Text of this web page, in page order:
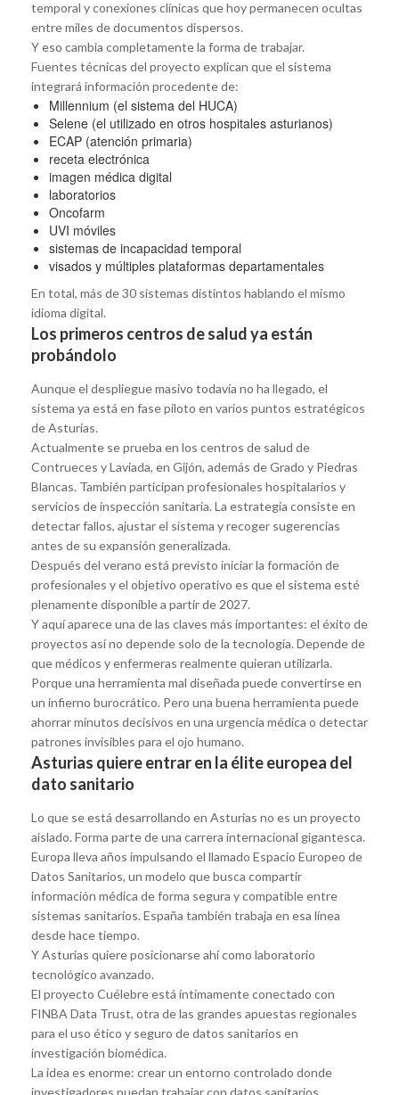
temporal y conexiones clínicas que hoy permanecen ocultas
entre miles de documentos dispersos.
Y eso cambia completamente la forma de trabajar.
Fuentes técnicas del proyecto explican que el sistema
integrará información procedente de:
Millennium (el sistema del HUCA)
Selene (el utilizado en otros hospitales asturianos)
ECAP (atención primaria)
receta electrónica
imagen médica digital
laboratorios
Oncofarm
UVI móviles
sistemas de incapacidad temporal
visados y múltiples plataformas departamentales
En total, más de 30 sistemas distintos hablando el mismo
idioma digital.
Los primeros centros de salud ya están
probándolo
Aunque el despliegue masivo todavía no ha llegado, el
sistema ya está en fase piloto en varios puntos estratégicos
de Asturias.
Actualmente se prueba en los centros de salud de
Contrueces y Laviada, en Gijón, además de Grado y Piedras
Blancas. También participan profesionales hospitalarios y
servicios de inspección sanitaria. La estrategia consiste en
detectar fallos, ajustar el sistema y recoger sugerencias
antes de su expansión generalizada.
Después del verano está previsto iniciar la formación de
profesionales y el objetivo operativo es que el sistema esté
plenamente disponible a partir de 2027.
Y aquí aparece una de las claves más importantes: el éxito de
proyectos así no depende solo de la tecnología. Depende de
que médicos y enfermeras realmente quieran utilizarla.
Porque una herramienta mal diseñada puede convertirse en
un infierno burocrático. Pero una buena herramienta puede
ahorrar minutos decisivos en una urgencia médica o detectar
patrones invisibles para el ojo humano.
Asturias quiere entrar en la élite europea del
dato sanitario
Lo que se está desarrollando en Asturias no es un proyecto
aislado. Forma parte de una carrera internacional gigantesca.
Europa lleva años impulsando el llamado Espacio Europeo de
Datos Sanitarios, un modelo que busca compartir
información médica de forma segura y compatible entre
sistemas sanitarios. España también trabaja en esa línea
desde hace tiempo.
Y Asturias quiere posicionarse ahí como laboratorio
tecnológico avanzado.
El proyecto Cuélebre está íntimamente conectado con
FINBA Data Trust, otra de las grandes apuestas regionales
para el uso ético y seguro de datos sanitarios en
investigación biomédica.
La idea es enorme: crear un entorno controlado donde
investigadores puedan trabajar con datos sanitarios